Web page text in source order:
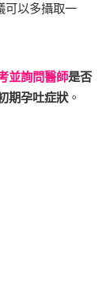
可以多攝取一
並詢問醫師是否
期孕吐症狀。